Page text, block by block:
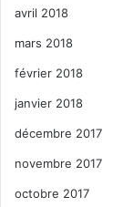
avril 2018
mars 2018
février 2018
janvier 2018
décembre 2017
novembre 2017
octobre 2017